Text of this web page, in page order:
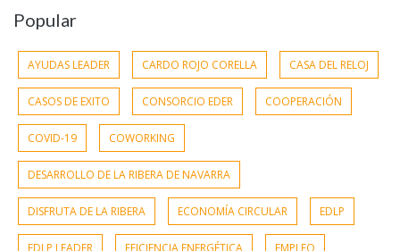
Popular
AYUDAS LEADER CARDO ROJO CORELLA CASA DEL RELOJ
CASOS DE EXITO CONSORCIO EDER COOPERACIÓN
COVID-19 COWORKING
DESARROLLO DE LA RIBERA DE NAVARRA
DISFRUTA DE LA RIBERA ECONOMÍA CIRCULAR EDLP
EDLP LEADER EFICIENCIA ENERGÉTICA EMPLEO